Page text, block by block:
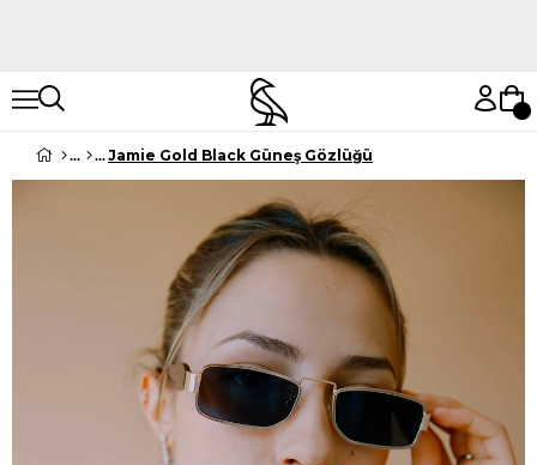
Jamie Gold Black Güneş Gözlüğü